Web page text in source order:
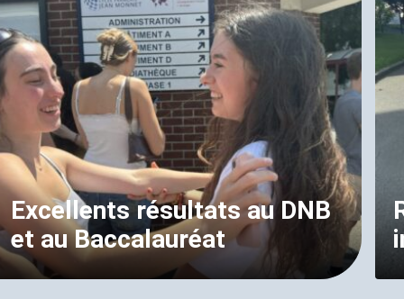
Excellents résultats au DNB
et au Baccalauréat